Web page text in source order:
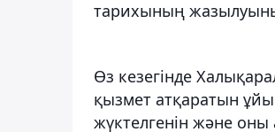
тарихының
Өз кезегінде
қызмет атқаратын
жүктелгенін және